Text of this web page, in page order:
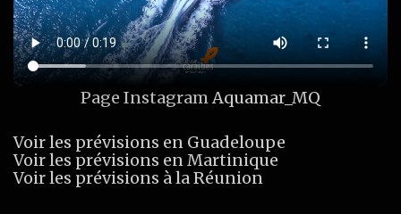
Page InstagramAquamar_MQ
Voir les prévisions en Guadeloupe
Voir les prévisions en Martinique
Voir les prévisions à la Réunion